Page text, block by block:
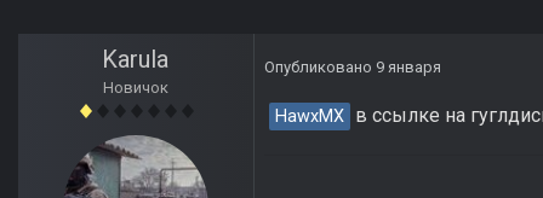
Karula
Новичок
Опубликовано 9 января
HawxMX в ссылке на